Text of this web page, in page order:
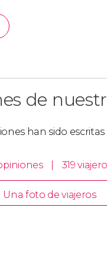
de
han sido
319
Una foto de viajeros